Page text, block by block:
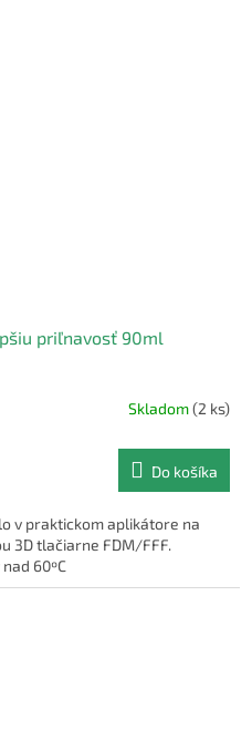
priľnavosť 90ml
Skladom(2 ks)
Do košíka
v praktickom aplikátore na
3D tlačiarne FDM/FFF.
60ºC